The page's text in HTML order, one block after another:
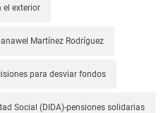
el exterior
Martínez Rodríguez
para desviar fondos
Social (DIDA)-pensiones solidarias